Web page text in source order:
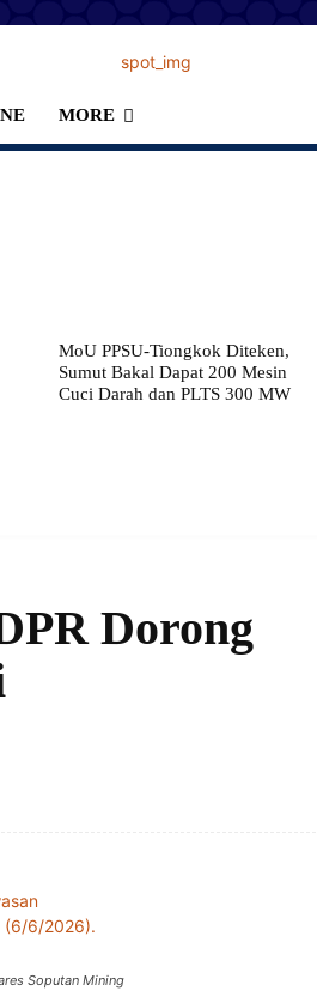
MORE
MoU PPSU-Tiongkok Diteken,
Sumut Bakal Dapat 200 Mesin
Cuci Darah dan PLTS 300 MW
Dorong
Soputan Mining